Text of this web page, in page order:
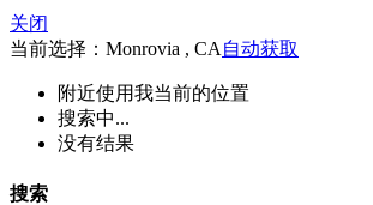
关闭
当前选择：Monrovia , CA 自动获取
附近使用我当前的位置
搜索中...
没有结果
搜索